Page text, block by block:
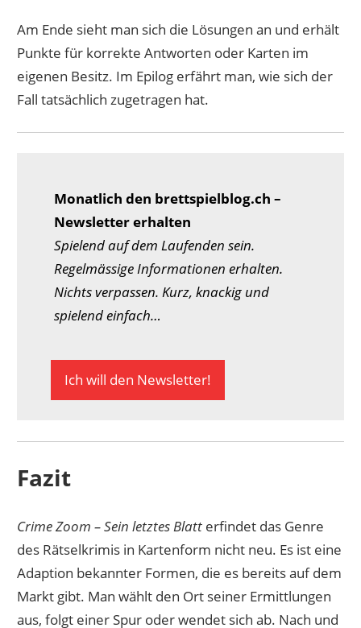
Am Ende sieht man sich die Lösungen an und erhält
Punkte für korrekte Antworten oder Karten im
eigenen Besitz. Im Epilog erfährt man, wie sich der
Fall tatsächlich zugetragen hat.
Monatlich den brettspielblog.ch –
Newsletter erhalten
Spielend auf dem Laufenden sein.
Regelmässige Informationen erhalten.
Nichts verpassen. Kurz, knackig und
spielend einfach…
Ich will den Newsletter!
Fazit
Crime Zoom – Sein letztes Blatt erfindet das Genre
des Rätselkrimis in Kartenform nicht neu. Es ist eine
Adaption bekannter Formen, die es bereits auf dem
Markt gibt. Man wählt den Ort seiner Ermittlungen
aus, folgt einer Spur oder wendet sich ab. Nach und